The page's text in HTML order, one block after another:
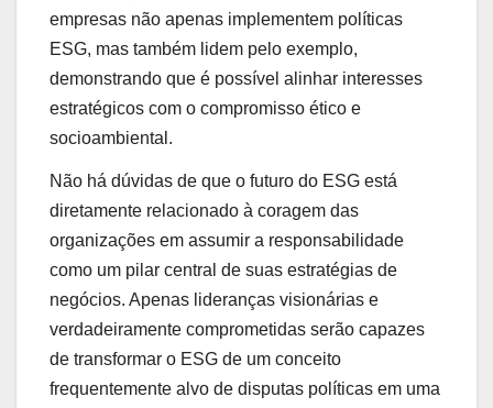
empresas não apenas implementem políticas
ESG, mas também lidem pelo exemplo,
demonstrando que é possível alinhar interesses
estratégicos com o compromisso ético e
socioambiental.
Não há dúvidas de que o futuro do ESG está
diretamente relacionado à coragem das
organizações em assumir a responsabilidade
como um pilar central de suas estratégias de
negócios. Apenas lideranças visionárias e
verdadeiramente comprometidas serão capazes
de transformar o ESG de um conceito
frequentemente alvo de disputas políticas em uma